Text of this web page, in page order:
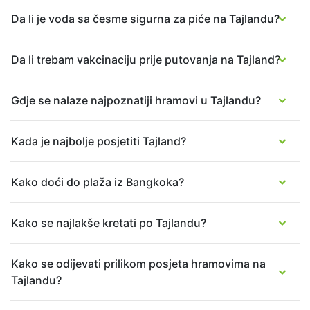
Da li je voda sa česme sigurna za piće na Tajlandu?
Da li trebam vakcinaciju prije putovanja na Tajland?
Gdje se nalaze najpoznatiji hramovi u Tajlandu?
Kada je najbolje posjetiti Tajland?
Kako doći do plaža iz Bangkoka?
Kako se najlakše kretati po Tajlandu?
Kako se odijevati prilikom posjeta hramovima na
Tajlandu?